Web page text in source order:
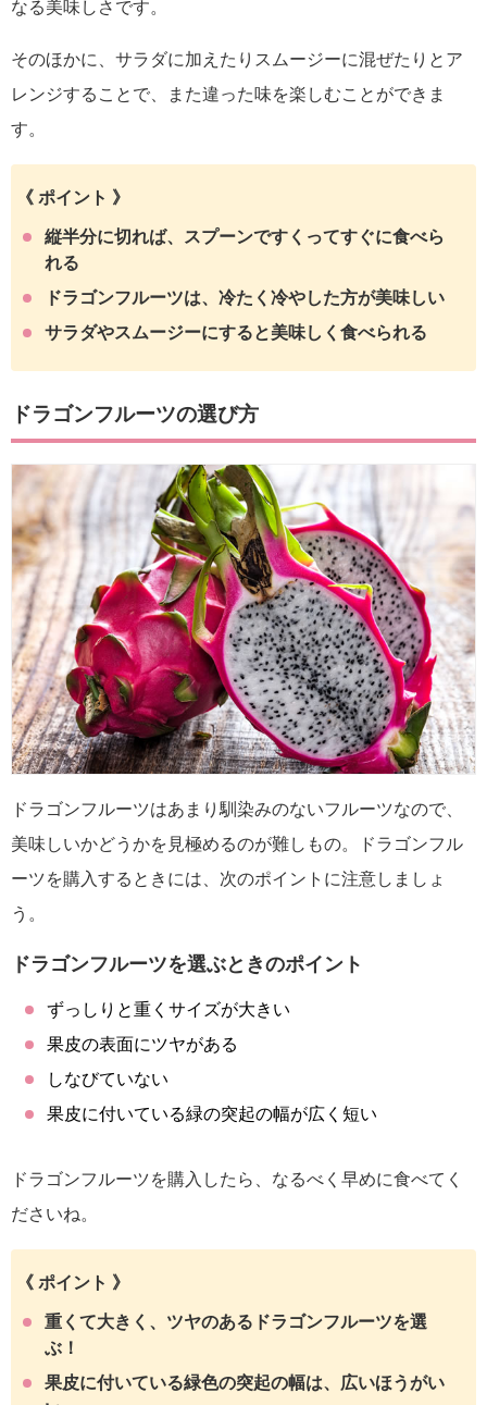
なる美味しさです。
そのほかに、サラダに加えたりスムージーに混ぜたりとア
レンジすることで、また違った味を楽しむことができま
す。
《 ポイント 》
縦半分に切れば、スプーンですくってすぐに食べら
れる
ドラゴンフルーツは、冷たく冷やした方が美味しい
サラダやスムージーにすると美味しく食べられる
ドラゴンフルーツの選び方
ドラゴンフルーツはあまり馴染みのないフルーツなので、
美味しいかどうかを見極めるのが難しもの。ドラゴンフル
ーツを購入するときには、次のポイントに注意しましょ
う。
ドラゴンフルーツを選ぶときのポイント
ずっしりと重くサイズが大きい
果皮の表面にツヤがある
しなびていない
果皮に付いている緑の突起の幅が広く短い
ドラゴンフルーツを購入したら、なるべく早めに食べてく
ださいね。
《 ポイント 》
重くて大きく、ツヤのあるドラゴンフルーツを選
ぶ！
果皮に付いている緑色の突起の幅は、広いほうがい